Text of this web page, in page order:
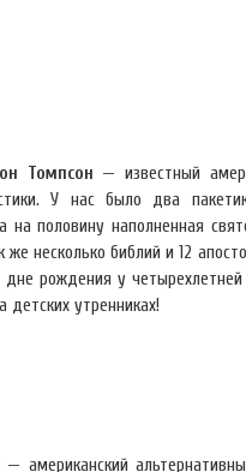
Томпсон — известный
У нас было два
на половину наполненная
же несколько библий и 12
рождения у
детских утренниках!
— американский